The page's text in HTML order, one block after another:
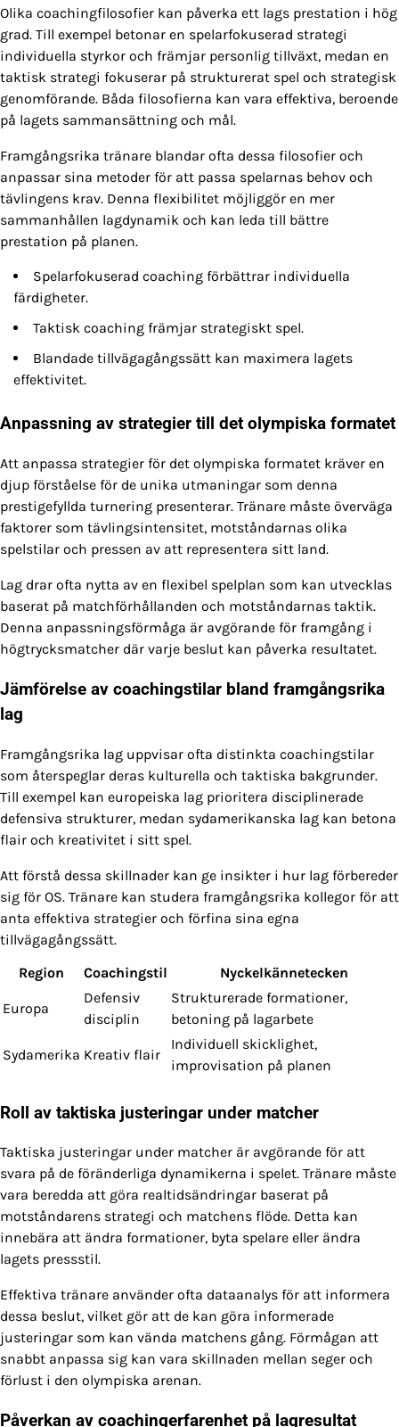
Olika coachingfilosofier kan påverka ett lags prestation i hög
grad. Till exempel betonar en spelarfokuserad strategi
individuella styrkor och främjar personlig tillväxt, medan en
taktisk strategi fokuserar på strukturerat spel och strategisk
genomförande. Båda filosofierna kan vara effektiva, beroende
på lagets sammansättning och mål.
Framgångsrika tränare blandar ofta dessa filosofier och
anpassar sina metoder för att passa spelarnas behov och
tävlingens krav. Denna flexibilitet möjliggör en mer
sammanhållen lagdynamik och kan leda till bättre
prestation på planen.
Spelarfokuserad coaching förbättrar individuella
färdigheter.
Taktisk coaching främjar strategiskt spel.
Blandade tillvägagångssätt kan maximera lagets
effektivitet.
Anpassning av strategier till det olympiska formatet
Att anpassa strategier för det olympiska formatet kräver en
djup förståelse för de unika utmaningar som denna
prestigefyllda turnering presenterar. Tränare måste överväga
faktorer som tävlingsintensitet, motståndarnas olika
spelstilar och pressen av att representera sitt land.
Lag drar ofta nytta av en flexibel spelplan som kan utvecklas
baserat på matchförhållanden och motståndarnas taktik.
Denna anpassningsförmåga är avgörande för framgång i
högtrycksmatcher där varje beslut kan påverka resultatet.
Jämförelse av coachingstilar bland framgångsrika
lag
Framgångsrika lag uppvisar ofta distinkta coachingstilar
som återspeglar deras kulturella och taktiska bakgrunder.
Till exempel kan europeiska lag prioritera disciplinerade
defensiva strukturer, medan sydamerikanska lag kan betona
flair och kreativitet i sitt spel.
Att förstå dessa skillnader kan ge insikter i hur lag förbereder
sig för OS. Tränare kan studera framgångsrika kollegor för att
anta effektiva strategier och förfina sina egna
tillvägagångssätt.
Region
Coachingstil Nyckelkännetecken
Europa
Defensiv
disciplin
Strukturerade formationer,
betoning på lagarbete
Sydamerika Kreativ flair
Individuell skicklighet,
improvisation på planen
Roll av taktiska justeringar under matcher
Taktiska justeringar under matcher är avgörande för att
svara på de föränderliga dynamikerna i spelet. Tränare måste
vara beredda att göra realtidsändringar baserat på
motståndarens strategi och matchens flöde. Detta kan
innebära att ändra formationer, byta spelare eller ändra
lagets pressstil.
Effektiva tränare använder ofta dataanalys för att informera
dessa beslut, vilket gör att de kan göra informerade
justeringar som kan vända matchens gång. Förmågan att
snabbt anpassa sig kan vara skillnaden mellan seger och
förlust i den olympiska arenan.
Påverkan av coachingerfarenhet på lagresultat